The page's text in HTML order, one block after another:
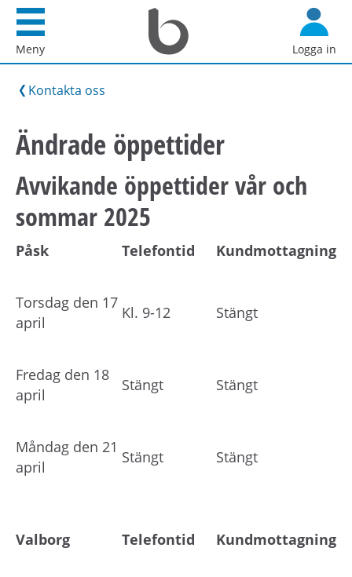
d
k
t
Meny
Startsida
Bostadsförmedlingen
i
Logga in
Kontakta oss
Ändrade öppettider
Avvikande öppettider vår och
sommar 2025
Påsk Telefontid Kundmottagning
Torsdag den 17
april
Kl. 9-12 Stängt
Fredag den 18
april
Stängt Stängt
Måndag den 21
april
Stängt Stängt
Valborg Telefontid Kundmottagning